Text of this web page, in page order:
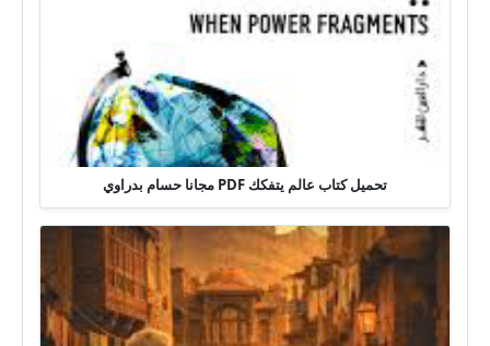
تحميل كتاب عالم يتفكك PDF مجانا حسام بدراوي